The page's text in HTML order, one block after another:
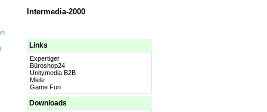
Intermedia-2000
Links
Expertiger
Büroshop24
Unitymedia B2B
Miele
Game Fun
Downloads